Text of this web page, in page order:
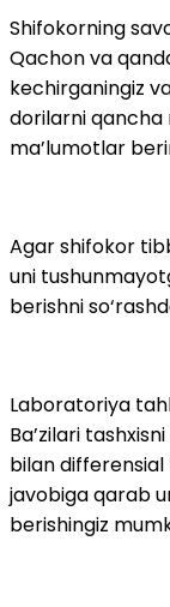
Shifokorning
Qachon va
kechirganingiz
dorilarni qancha
ma’lumotlar
Agar shifokor
uni
berishni
Laboratoriya
Ba’zilari
bilan differensial
javobiga qarab
berishingiz